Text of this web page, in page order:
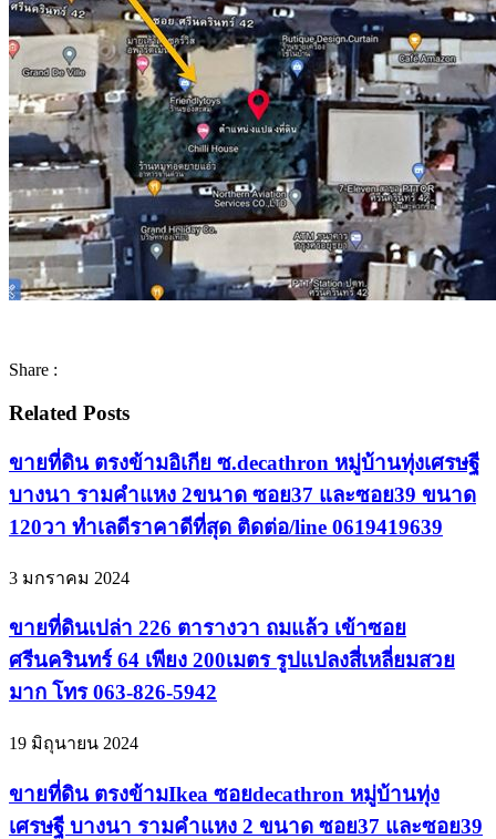
Share :
Related Posts
ขายที่ดิน ตรงข้ามอิเกีย ซ.decathron หมู่บ้านทุ่งเศรษฐี
บางนา รามคำแหง 2ขนาด ซอย37 และซอย39 ขนาด
120วา ทำเลดีราคาดีที่สุด ติดต่อ/line 0619419639
3 มกราคม 2024
ขายที่ดินเปล่า 226 ตารางวา ถมแล้ว เข้าซอย
ศรีนครินทร์ 64 เพียง 200เมตร รูปแปลงสี่เหลี่ยมสวย
มาก โทร 063-826-5942
19 มิถุนายน 2024
ขายที่ดิน ตรงข้ามIkea ซอยdecathron หมู่บ้านทุ่ง
เศรษฐี บางนา รามคำแหง 2 ขนาด ซอย37 และซอย39